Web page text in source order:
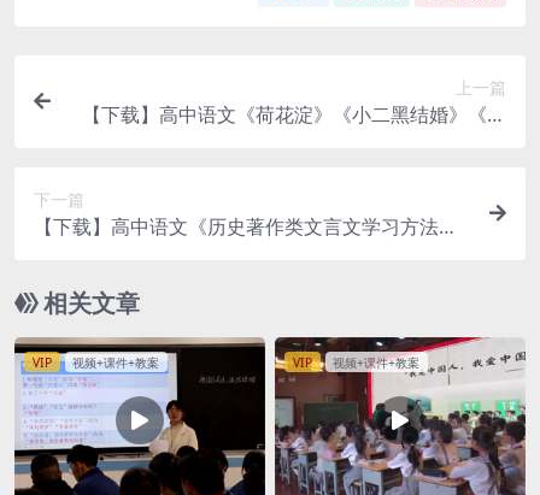
上一篇
【下载】高中语文《荷花淀》《小二黑结婚》《党
下一篇
【下载】高中语文《历史著作类文言文学习方法指
相关文章
VIP 视频+课件+教案 VIP 视频+课件+教案